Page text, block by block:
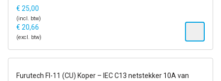
€ 25,00
(incl. btw)
€ 20,66
(excl. btw)
op voorraad
Furutech FI-11 (CU) Koper – IEC C13 netstekker 10A van